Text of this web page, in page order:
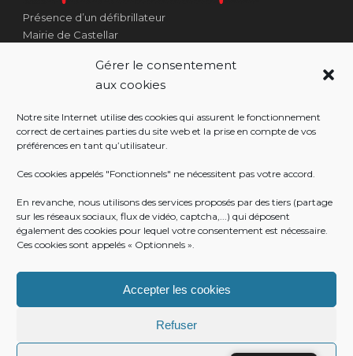
Gérer le consentement
aux cookies
Notre site Internet utilise des cookies qui assurent le fonctionnement
correct de certaines parties du site web et la prise en compte de vos
préférences en tant qu’utilisateur.
Ces cookies appelés "Fonctionnels" ne nécessitent pas votre accord.
En revanche, nous utilisons des services proposés par des tiers (partage
sur les réseaux sociaux, flux de vidéo, captcha,...) qui déposent
également des cookies pour lequel votre consentement est nécessaire.
Ces cookies sont appelés « Optionnels ».
Accepter les cookies
Refuser
Présence d’un défibrillateur
Mairie de Castellar
Côté Escalier Rue Sarrail
06500 Castellar
RÉALISATION